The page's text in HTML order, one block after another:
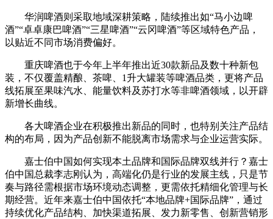
华润啤酒则采取地域深耕策略，陆续推出如“马小边啤
酒”“卓卓康巴啤酒”“三星啤酒”“云冈啤酒”等区域特色产品，
以贴近不同市场消费偏好。
重庆啤酒也于今年上半年推出近30款新品及数十种新包
装，不仅覆盖精酿、茶啤、1升大罐装等啤酒品类，更将产品
线拓展至果味汽水、能量饮料及苏打水等非啤酒领域，以开辟
新增长曲线。
各大啤酒企业在积极推出新品的同时，也特别关注产品结
构的布局，因为产品创新不能脱离市场需求与企业运营实际。
嘉士伯中国如何实现本土品牌和国际品牌双线并行？嘉士
伯中国总裁李志刚认为，高端化仍是行业的发展主线，只是节
奏与路径需根据市场环境动态调整，更需依托精细化管理与长
期经营。近年来嘉士伯中国依托“本地品牌+国际品牌”，通过
持续优化产品结构、加快渠道拓展、发力新零售、创新营销形